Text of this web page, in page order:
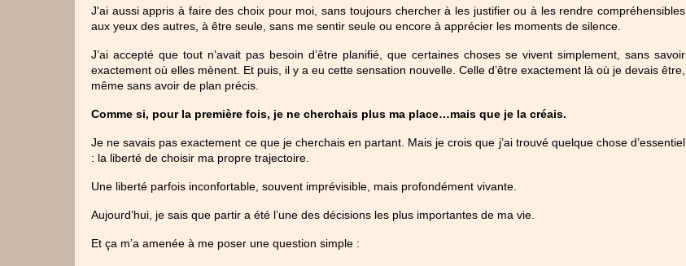
J'ai aussi appris à faire des choix pour moi, sans toujours chercher à les justifier ou à les rendre compréhensibles
aux yeux des autres, à être seule, sans me sentir seule ou encore à apprécier les moments de silence.
J’ai accepté que tout n’avait pas besoin d’être planifié, que certaines choses se vivent simplement, sans savoir
exactement où elles mènent. Et puis, il y a eu cette sensation nouvelle. Celle d’être exactement là où je devais être,
même sans avoir de plan précis.
Comme si, pour la première fois, je ne cherchais plus ma place…mais que je la créais.
Je ne savais pas exactement ce que je cherchais en partant. Mais je crois que j’ai trouvé quelque chose d’essentiel
: la liberté de choisir ma propre trajectoire.
Une liberté parfois inconfortable, souvent imprévisible, mais profondément vivante.
Aujourd’hui, je sais que partir a été l’une des décisions les plus importantes de ma vie.
Et ça m’a amenée à me poser une question simple :